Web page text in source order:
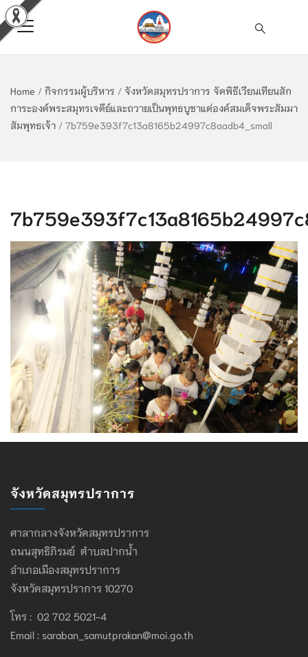
Home / กิจกรรมผู้บริหาร / จังหวัดสมุทรปราการ จัดพิธีเวียนเทียนสัก
การะองค์พระสมุทรเจดีย์และถวายเป็นพุทธบูชาแด่องค์สมเด็จพระสัมมา
สัมพุทธเจ้า / 7b759e393f7c13a8165b24997c8aadb4_small
จังหวัดสมุทรปราการ
ศาลากลางจังหวัดสมุทรปราการ
ถนนสุทธิภิรมย์ ตำบลปากน้ำ
อำเภอเมืองสมุทรปราการ
จังหวัดสมุทรปราการ 10270
โทร : 02 702 5021-4
Email : saraban_samutprakan@moi.go.th